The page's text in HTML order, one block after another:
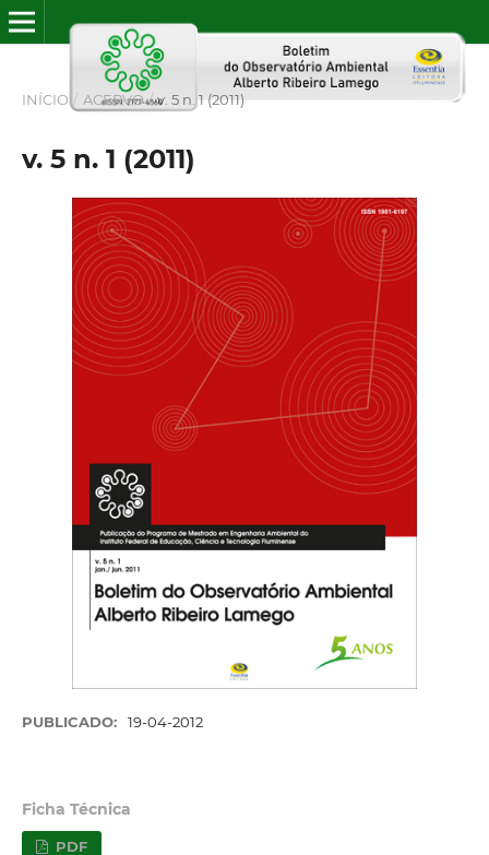
INÍCIO / ACERVO / v. 5 n. 1 (2011)
v. 5 n. 1 (2011)
PUBLICADO: 19-04-2012
Ficha Técnica
PDF